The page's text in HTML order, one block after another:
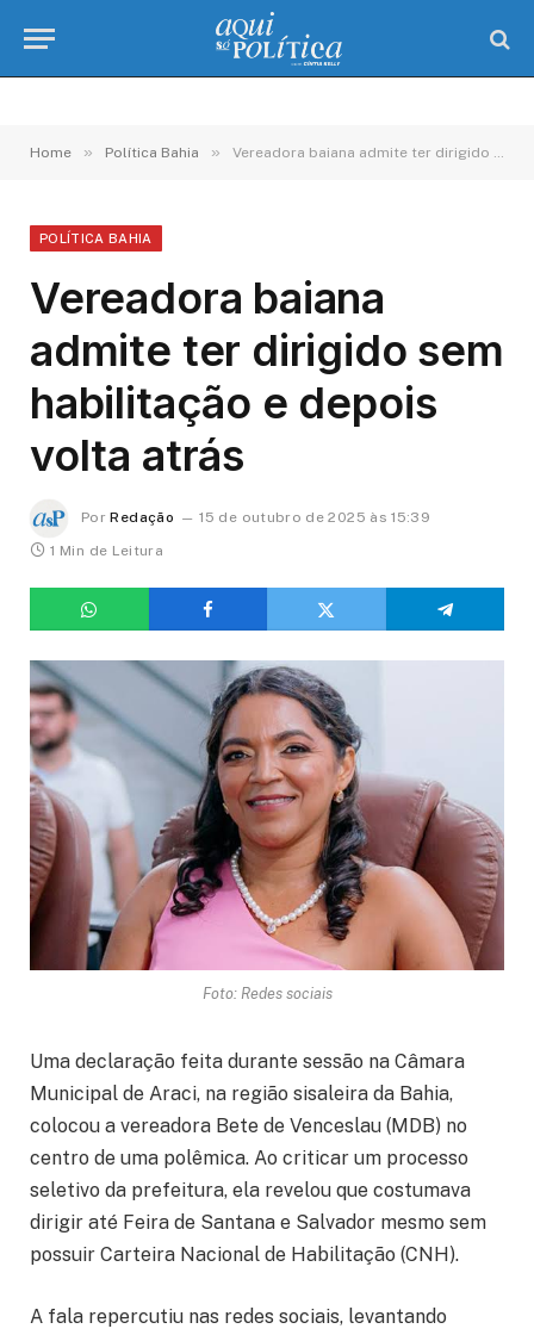
Home » Política Bahia » Vereadora baiana admite ter dirigido sem habilitação e depois volta atrás
POLÍTICA BAHIA
Vereadora baiana
admite ter dirigido sem
habilitação e depois
volta atrás
Por Redação
15 de outubro de 2025 às 15:39
1 Min de Leitura
Foto: Redes sociais
Uma declaração feita durante sessão na Câmara
Municipal de Araci, na região sisaleira da Bahia,
colocou a vereadora Bete de Venceslau (MDB) no
centro de uma polêmica. Ao criticar um processo
seletivo da prefeitura, ela revelou que costumava
dirigir até Feira de Santana e Salvador mesmo sem
possuir Carteira Nacional de Habilitação (CNH).
A fala repercutiu nas redes sociais, levantando